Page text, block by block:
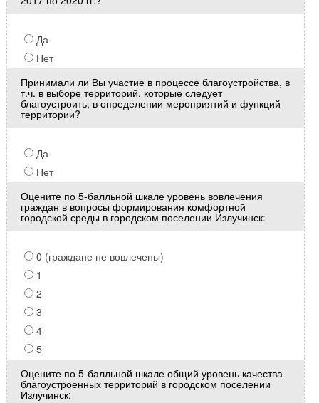
Да
Нет
Принимали ли Вы участие в процессе благоустройства, в
т.ч. в выборе территорий, которые следует
благоустроить, в определении мероприятий и функций
территории?
Да
Нет
Оцените по 5-балльной шкале уровень вовлечения
граждан в вопросы формирования комфортной
городской среды в городском поселении Излучинск:
0 (граждане не вовлечены)
1
2
3
4
5
Оцените по 5-балльной шкале общий уровень качества
благоустроенных территорий в городском поселении
Излучинск: